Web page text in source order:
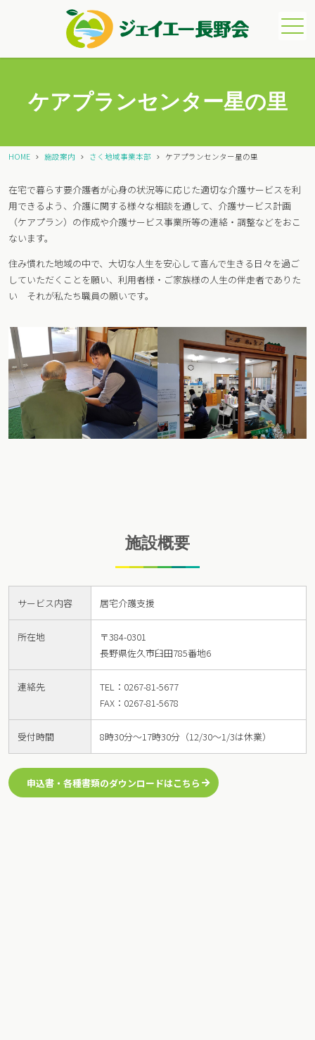
メニュー
ケアプランセンター星の里
HOME 施設案内 さく地域事業本部 ケアプランセンター星の里
在宅で暮らす要介護者が心身の状況等に応じた適切な介護サービスを利
用できるよう、介護に関する様々な相談を通して、介護サービス計画
（ケアプラン）の作成や介護サービス事業所等の連絡・調整などをおこ
ないます。
住み慣れた地域の中で、大切な人生を安心して喜んで生きる日々を過ご
していただくことを願い、利用者様・ご家族様の人生の伴走者でありた
い それが私たち職員の願いです。
施設概要
サービス内容 居宅介護支援
所在地
〒384-0301
長野県佐久市臼田785番地6
連絡先
TEL：0267-81-5677
FAX：0267-81-5678
受付時間 8時30分〜17時30分（12/30〜1/3は休業）
申込書・各種書類のダウンロードはこちら